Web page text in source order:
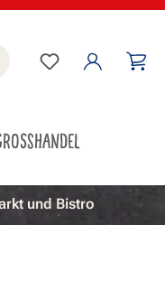
Du hast 0
und Bistro